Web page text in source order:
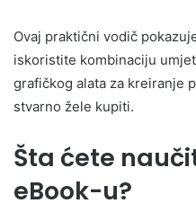
Ovaj praktični vodič
iskoristite kombinaciju
grafičkog alata za kreiranje
stvarno žele kupiti.
Šta ćete
eBook-u?